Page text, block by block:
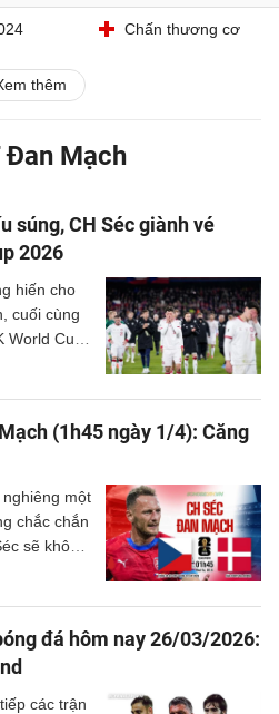
Chấn thương cơ
thêm
Mạch
súng, CH Séc giành vé
2026
hiến cho
cuối cùng
Cup
ở loạt
(1h45 ngày 1/4): Căng
một
chắc chắn
sẽ không
đá hôm nay 26/03/2026:
các trận